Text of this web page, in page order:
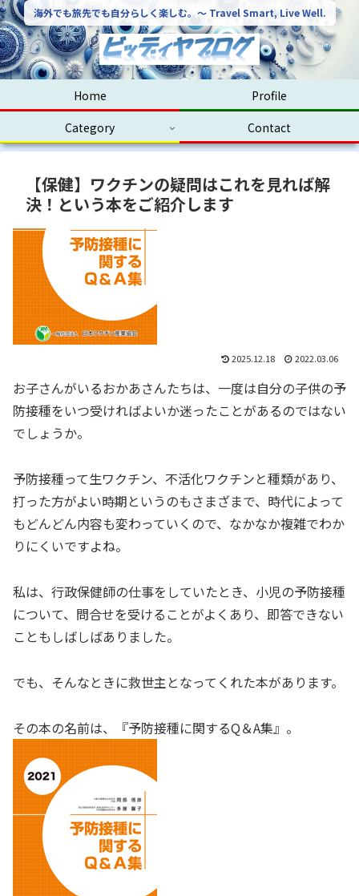
海外でも旅先でも自分らしく楽しむ。〜 Travel Smart, Live Well.
Home
Profile
Category
Contact
【保健】ワクチンの疑問はこれを見れば解
決！という本をご紹介します
2025.12.18 2022.03.06
お子さんがいるおかあさんたちは、一度は自分の子供の予
防接種をいつ受ければよいか迷ったことがあるのではない
でしょうか。
予防接種って生ワクチン、不活化ワクチンと種類があり、
打った方がよい時期というのもさまざまで、時代によって
もどんどん内容も変わっていくので、なかなか複雑でわか
りにくいですよね。
私は、行政保健師の仕事をしていたとき、小児の予防接種
について、問合せを受けることがよくあり、即答できない
こともしばしばありました。
でも、そんなときに救世主となってくれた本があります。
その本の名前は、『予防接種に関するQ＆A集』。